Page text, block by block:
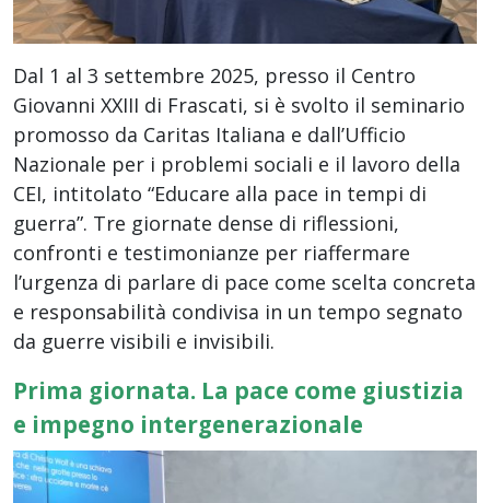
Dal 1 al 3 settembre 2025, presso il Centro
Giovanni XXIII di Frascati, si è svolto il seminario
promosso da Caritas Italiana e dall’Ufficio
Nazionale per i problemi sociali e il lavoro della
CEI, intitolato “Educare alla pace in tempi di
guerra”. Tre giornate dense di riflessioni,
confronti e testimonianze per riaffermare
l’urgenza di parlare di pace come scelta concreta
e responsabilità condivisa in un tempo segnato
da guerre visibili e invisibili.
Prima giornata. La pace come giustizia
e impegno intergenerazionale